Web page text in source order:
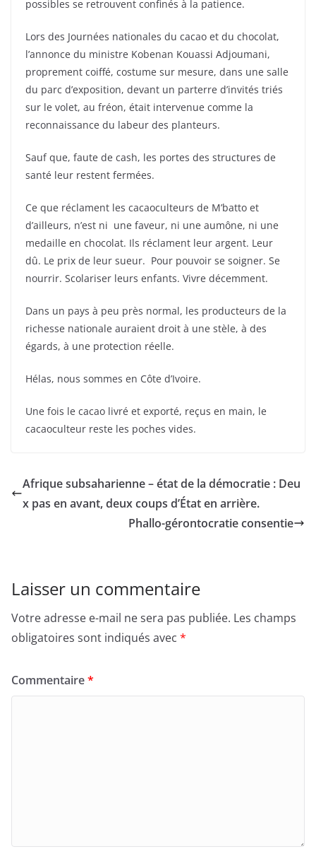
possibles se retrouvent confinés à la patience.
Lors des Journées nationales du cacao et du chocolat,
l’annonce du ministre Kobenan Kouassi Adjoumani,
proprement coiffé, costume sur mesure, dans une salle
du parc d’exposition, devant un parterre d’invités triés
sur le volet, au fréon, était intervenue comme la
reconnaissance du labeur des planteurs.
Sauf que, faute de cash, les portes des structures de
santé leur restent fermées.
Ce que réclament les cacaoculteurs de M’batto et
d’ailleurs, n’est ni une faveur, ni une aumône, ni une
medaille en chocolat. Ils réclament leur argent. Leur
dû. Le prix de leur sueur. Pour pouvoir se soigner. Se
nourrir. Scolariser leurs enfants. Vivre décemment.
Dans un pays à peu près normal, les producteurs de la
richesse nationale auraient droit à une stèle, à des
égards, à une protection réelle.
Hélas, nous sommes en Côte d’Ivoire.
Une fois le cacao livré et exporté, reçus en main, le
cacaoculteur reste les poches vides.
Afrique subsaharienne – état de la démocratie : Deu
x pas en avant, deux coups d’État en arrière.
Phallo-gérontocratie consentie
Laisser un commentaire
Votre adresse e-mail ne sera pas publiée. Les champs
obligatoires sont indiqués avec *
Commentaire*